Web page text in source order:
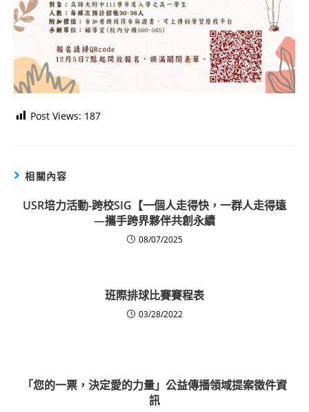
Post Views: 187
相關內容
USR培力活動-跨校SIG【一個人走得快，一群人走得遠
—攜手跨界夥伴共創永續
08/07/2025
班際排球比賽賽程表
03/28/2022
「您的一票，決定愛的力量」公益傳播領域提案徵件資
訊